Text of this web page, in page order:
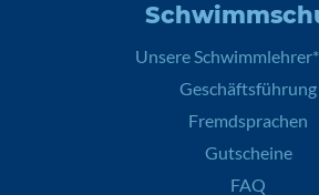
Unsere
Geschäftsführung
Fremdsprachen
Gutscheine
FAQ